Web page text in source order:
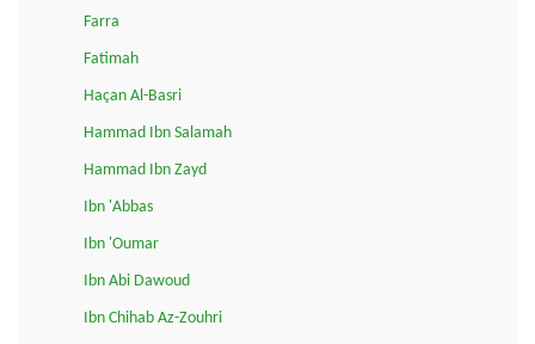
Farra
Fatimah
Haçan Al-Basri
Hammad Ibn Salamah
Hammad Ibn Zayd
Ibn 'Abbas
Ibn 'Oumar
Ibn Abi Dawoud
Ibn Chihab Az-Zouhri